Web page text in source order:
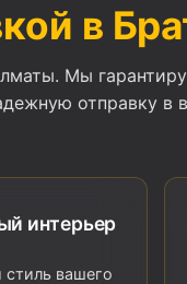
в
Мы
отправку в
интерьер
стиль вашего